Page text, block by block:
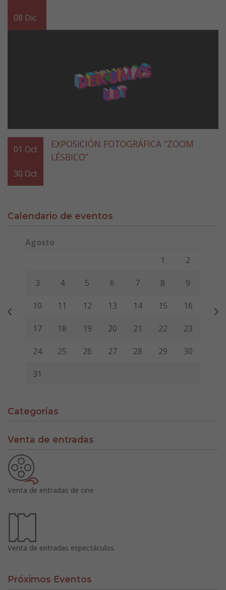
08 Dic
01 Oct
30 Oct
EXPOSICIÓN FOTOGRÁFICA “ZOOM
LÉSBICO”
Calendario de eventos
Agosto
Viernes Sábado
1 2
3 4 5 6 7 8 9
10 11 12 13 14 15 16
17 18 19 20 21 22 23
24 25 26 27 28 29 30
31
Categorías
Venta de entradas
Venta de entradas de cine
Venta de entradas espectáculos
Próximos Eventos